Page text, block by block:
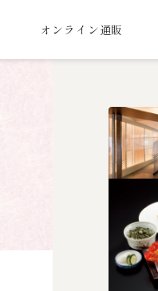
オンライン通販